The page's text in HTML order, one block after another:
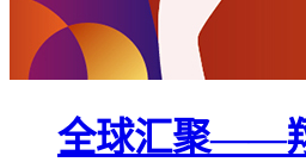
全球汇聚——